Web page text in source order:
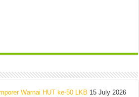
Warnai HUT ke-50 LKB 15 July 2026